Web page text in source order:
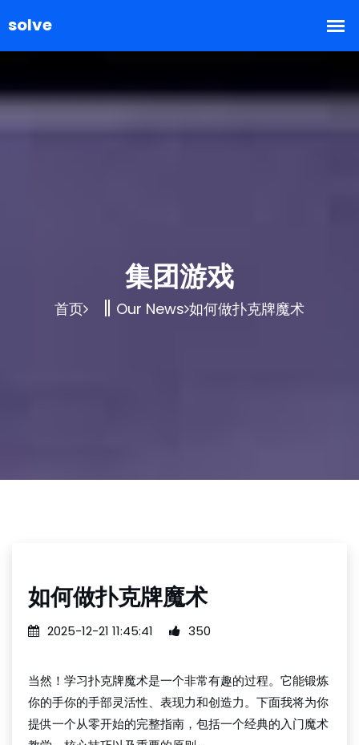
集团游戏
首页 Our News 如何做扑克牌魔术
如何做扑克牌魔术
2025-12-21 11:45:41 350
当然！学习扑克牌魔术是一个非常有趣的过程。它能锻炼
你的手你的手部灵活性、表现力和创造力。下面我将为你
提供一个从零开始的完整指南，包括一个经典的入门魔术